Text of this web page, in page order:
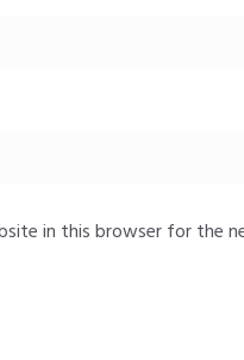
in this browser for the